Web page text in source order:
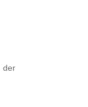
der